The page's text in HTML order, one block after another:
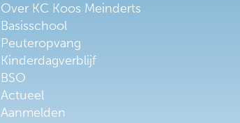
Over KC Koos Meinderts
Basisschool
Peuteropvang
Kinderdagverblijf
BSO
Actueel
Aanmelden